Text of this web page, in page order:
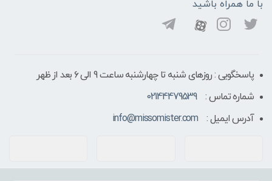
با ما همراه باشید
پاسخگویی : روزهای شنبه تا چهارشنبه ساعت 9 الی ۶ بعد از ظهر
شماره تماس :
02144479539
آدرس ایمیل :
info@missomister.com